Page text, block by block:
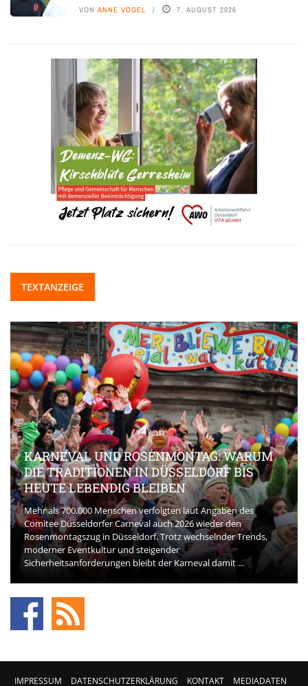
VON ANNE VOGEL 7. AUGUST 2026
TEXTANZEIGE
KARNEVAL UND ROSENMONTAG: WARUM
DIE TRADITIONEN IN DÜSSELDORF BIS
HEUTE LEBENDIG BLEIBEN
Mehr als 700.000 Menschen verfolgten laut Angaben des
Comitee Düsseldorfer Carneval auch 2026 wieder den
Rosenmontagszug in Düsseldorf. Trotz wechselnder Trends,
moderner Eventkultur und steigender
Sicherheitsanforderungen bleibt der Karneval damit ...
IMPRESSUM DATENSCHUTZERKLÄRUNG KONTAKT MEDIADATEN